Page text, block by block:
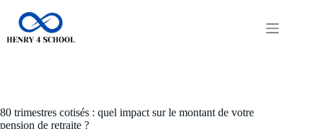
contenu
80 trimestres cotisés : quel impact sur le montant de votre
pension de retraite ?